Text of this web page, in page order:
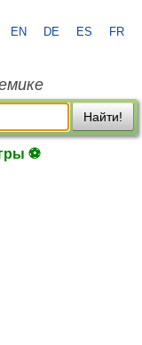
EN DE ES FR
Найти!
⚽